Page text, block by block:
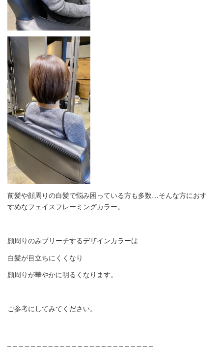
前髪や顔周りの白髪で悩み困っている方も多数…そんな方におす
すめなフェイスフレーミングカラー。
顔周りのみブリーチするデザインカラーは
白髪が目立ちにくくなり
顔周りが華やかに明るくなります。
ご参考にしてみてください。